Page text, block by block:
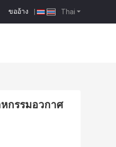
Thai
ขออ้าง |
กรรมอวกาศ